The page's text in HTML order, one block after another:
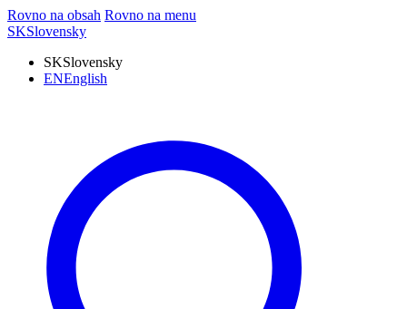
Rovno na obsah Rovno na menu
SKSlovensky
SKSlovensky
ENEnglish